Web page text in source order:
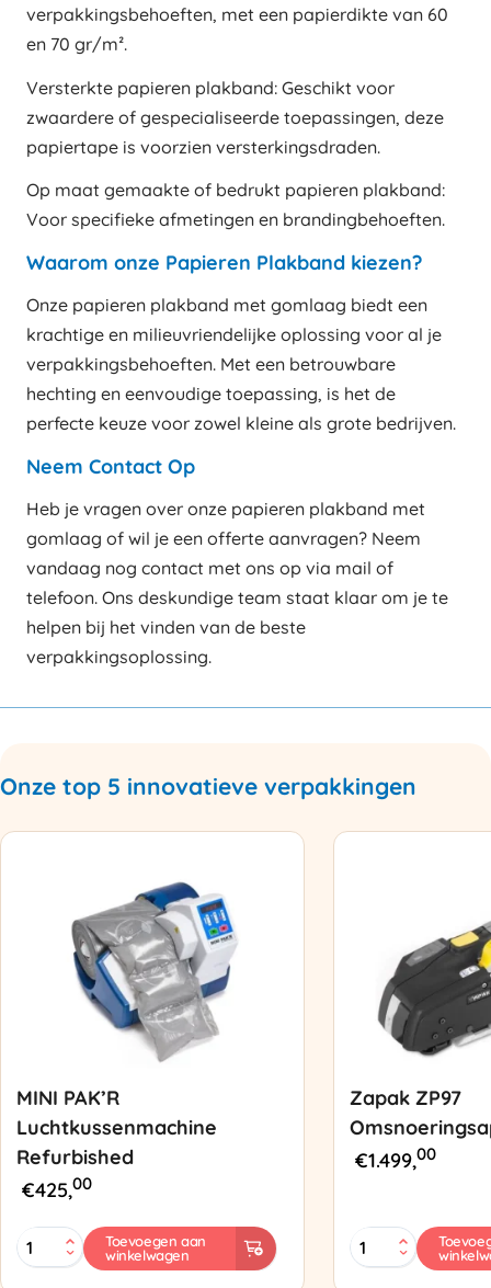
verpakkingsbehoeften, met een papierdikte van 60
en 70 gr/m².
Versterkte papieren plakband: Geschikt voor
zwaardere of gespecialiseerde toepassingen, deze
papiertape is voorzien versterkingsdraden.
Op maat gemaakte of bedrukt papieren plakband:
Voor specifieke afmetingen en brandingbehoeften.
Waarom onze Papieren Plakband kiezen?
Onze papieren plakband met gomlaag biedt een
krachtige en milieuvriendelijke oplossing voor al je
verpakkingsbehoeften. Met een betrouwbare
hechting en eenvoudige toepassing, is het de
perfecte keuze voor zowel kleine als grote bedrijven.
Neem Contact Op
Heb je vragen over onze papieren plakband met
gomlaag of wil je een offerte aanvragen? Neem
vandaag nog contact met ons op via mail of
telefoon. Ons deskundige team staat klaar om je te
helpen bij het vinden van de beste
verpakkingsoplossing.
Onze top 5 innovatieve verpakkingen
MINI PAK’R
Luchtkussenmachine
Refurbished
€425,00
MINI
PAK'R
Toevoegen aan
winkelwagen
Zapak ZP97
€1.499,00
Zapak
ZP97